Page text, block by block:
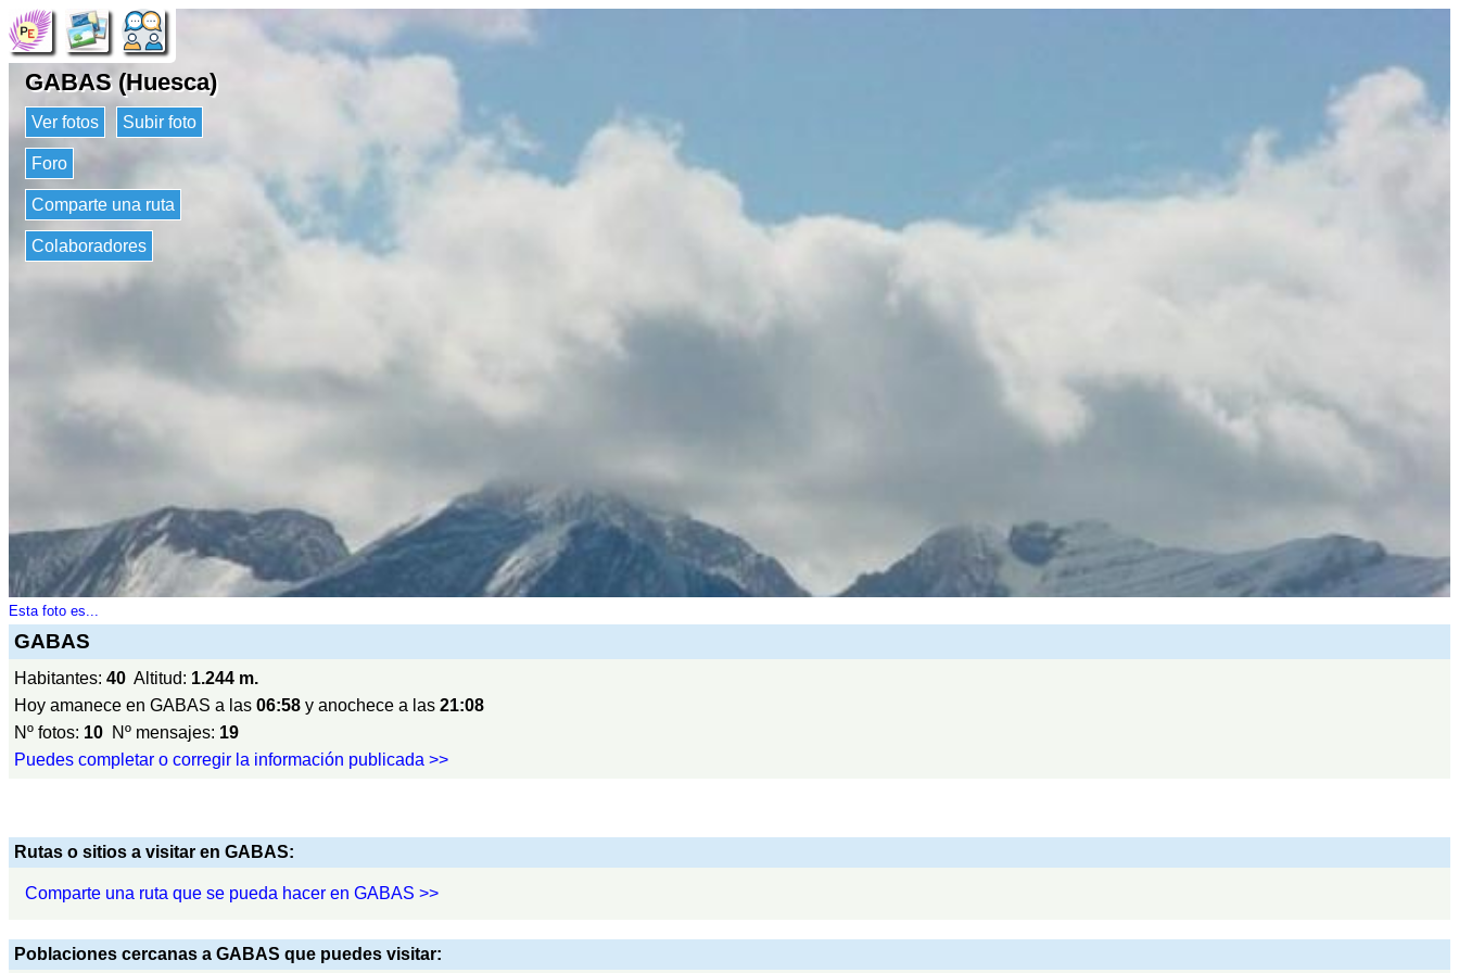
GABAS (Huesca)
Ver fotos Subir foto
Foro
Comparte una ruta
Colaboradores
Esta foto es...
GABAS
Habitantes: 40 Altitud: 1.244 m.
Hoy amanece en GABAS a las 06:58 y anochece a las 21:08
Nº fotos: 10 Nº mensajes: 19
Puedes completar o corregir la información publicada >>
Rutas o sitios a visitar en GABAS:
Comparte una ruta que se pueda hacer en GABAS >>
Poblaciones cercanas a GABAS que puedes visitar: